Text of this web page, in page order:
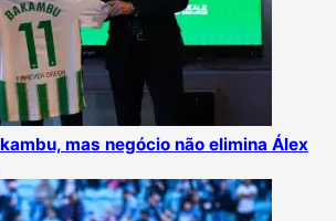
mas negócio não elimina Álex